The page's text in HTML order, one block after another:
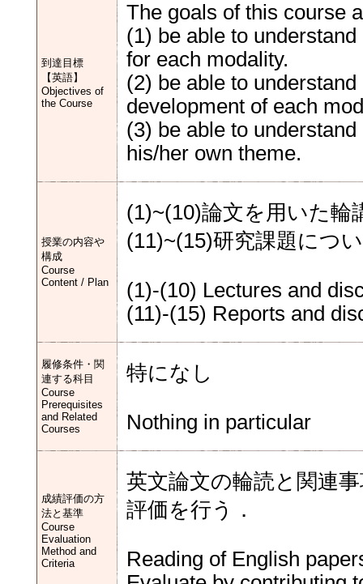
到達目標
【英語】
Objectives of
the Course
The goals of this course
(1) be able to
for each modality.
(2) be able to
development of each
(3) be able to
his/her own theme.
授業の内容や
構成
Course
Content / Plan
(1)~(10)論文を用いた輪
(11)~(15)研究課題につ
(1)-(10) Lectures and
(11)-(15) Reports and
履修条件・関
連する科目
Course
Prerequisites
and Related
Courses
特になし
Nothing in particular
成績評価の方
法と基準
Course
Evaluation
Method and
Criteria
英文論文の輪読と関連
評価を行う．
Reading of English